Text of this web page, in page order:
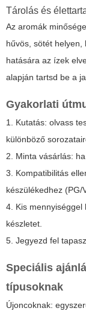
Tárolás és
Az aromák
hűvös, sötét helyen,
hatására az ízek
alapján tartsd be a
Gyakorlati
1. Kutatás: olvass
különböző
2. Minta vásárlás:
3. Kompatibilitás
készülékedhez (PG/
4. Kis
készletet.
5. Jegyezd fel
Speciális
típusoknak
Újoncoknak: